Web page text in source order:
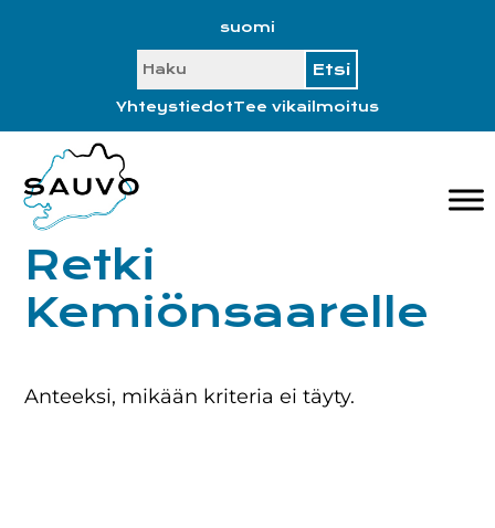
alatunnisteeseen
suomi
SEARCH
YhteystiedotTee vikailmoitus
Retki
Kemiönsaarelle
Anteeksi, mikään kriteria ei täyty.